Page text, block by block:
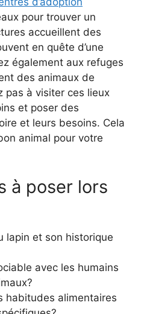
pour trouver un
accueillent des
en quête d’une
également aux refuges
des animaux de
pas à visiter ces lieux
et poser des
et leurs besoins. Cela
animal pour votre
à poser lors
lapin et son historique
avec les humains
habitudes alimentaires